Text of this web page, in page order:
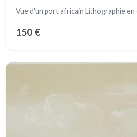
Vue d'un port africain Lithographie en
150 €